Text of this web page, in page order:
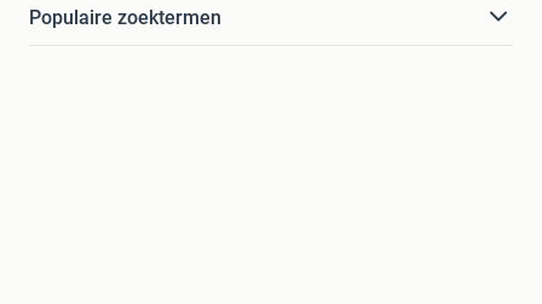
Populaire zoektermen